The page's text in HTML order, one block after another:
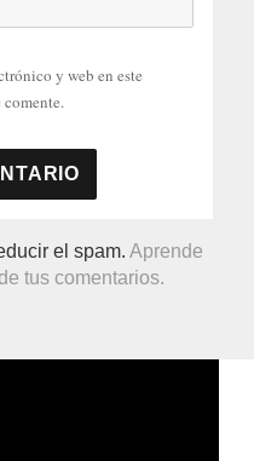
y web en este
el spam.Aprende
tus comentarios.